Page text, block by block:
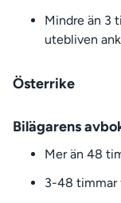
Mindre än 3
utebliven
Österrike
Bilägarens
Mer än 48
3-48 timmar